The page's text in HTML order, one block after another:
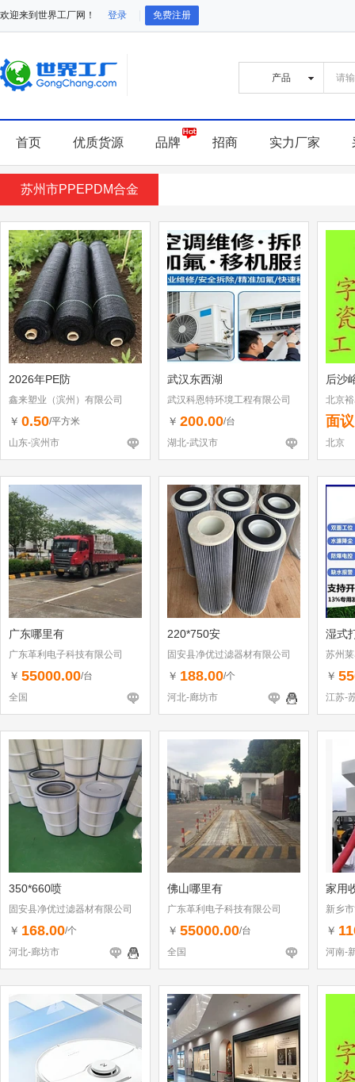
欢迎来到世界工厂网！ 登录 免费注册
首页 优质货源 品牌 招商 实力厂家
苏州市PPEPDM合金
2026年PE防
鑫来塑业（滨州）有限公司
￥ 0.50/平方米
山东-滨州市
武汉东西湖
武汉科恩特环境工程有限公司
￥ 200.00/台
湖北-武汉市
后沙
北京
公司
面议
北京
广东哪里有
广东革利电子科技有限公司
￥ 55000.00/台
全国
220*750安
固安县净优过滤器材有限公司
￥ 188.00/个
河北-廊坊市
湿式
苏州
￥
江苏-
350*660喷
固安县净优过滤器材有限公司
￥ 168.00/个
河北-廊坊市
佛山哪里有
广东革利电子科技有限公司
￥ 55000.00/台
全国
家用
新乡
￥
河南-